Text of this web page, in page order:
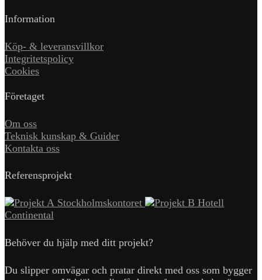
Information
Köp- & leveransvillkor
Integritetspolicy
Cookies
Företaget
Om oss
Teknisk kunskap & Guider
Kontakta oss
Referensprojekt
Stockholmskontoret
Hotell
Continental
Behöver du hjälp med ditt projekt?
Du slipper omvägar och pratar direkt med oss som bygger